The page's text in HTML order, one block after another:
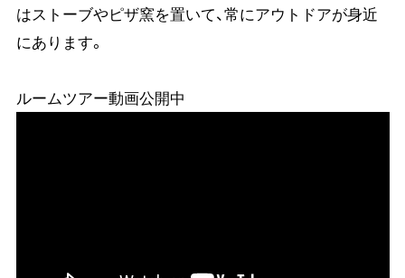
はストーブやピザ窯を置いて、常にアウトドアが身近
にあります。
ルームツアー動画公開中